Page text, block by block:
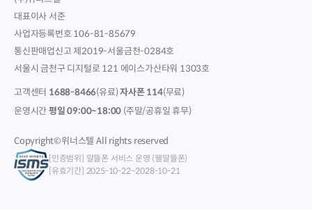
대표이사 서준
사업자등록번호 106-81-85679
통신판매업신고 제2019-서울금천-0284호
서울시 금천구 디지털로 121 에이스가산타워 1303호
고객센터 1688-8466(유료)자사폰 114(무료)
운영시간평일 09:00~18:00 (주말/공휴일 휴무)
Copyright©위너스텔 All rights reserved
[인증범위] 알뜰폰 서비스 운영 (웰알뜰폰)
[유효기간] 2025-10-22~2028-10-21